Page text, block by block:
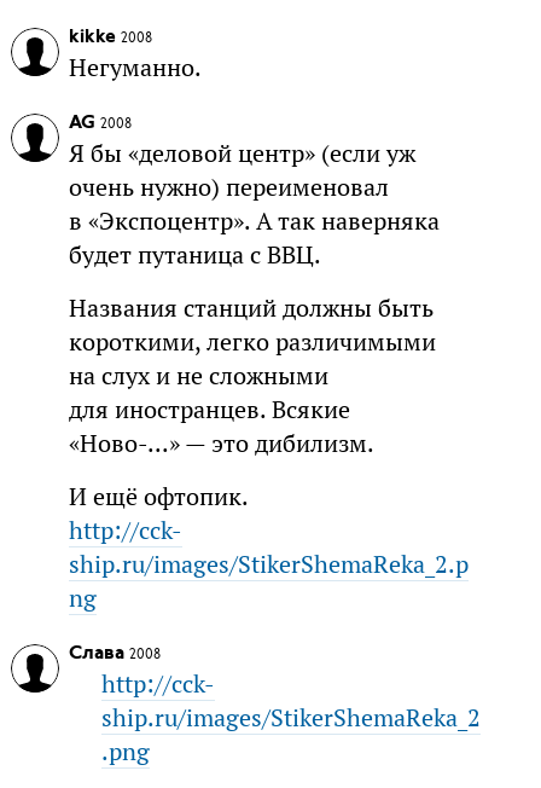
kikke 2008
Негуманно.
AG 2008
Я бы «деловой центр» (если уж
очень нужно) переименовал
в «Экспоцентр». А так наверняка
будет путаница с ВВЦ.
Названия станций должны быть
короткими, легко различимыми
на слух и не сложными
для иностранцев. Всякие
«Ново-...» — это дибилизм.
И ещё офтопик.
http://cck-
ship.ru/images/StikerShemaReka_2.p
ng
Слава 2008
http://cck-
ship.ru/images/StikerShemaReka_2
.png